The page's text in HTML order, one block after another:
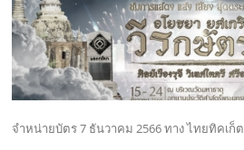
จำหน่ายบัตร 7 ธันวาคม 2566 ทาง ไทยทิคเก็ต